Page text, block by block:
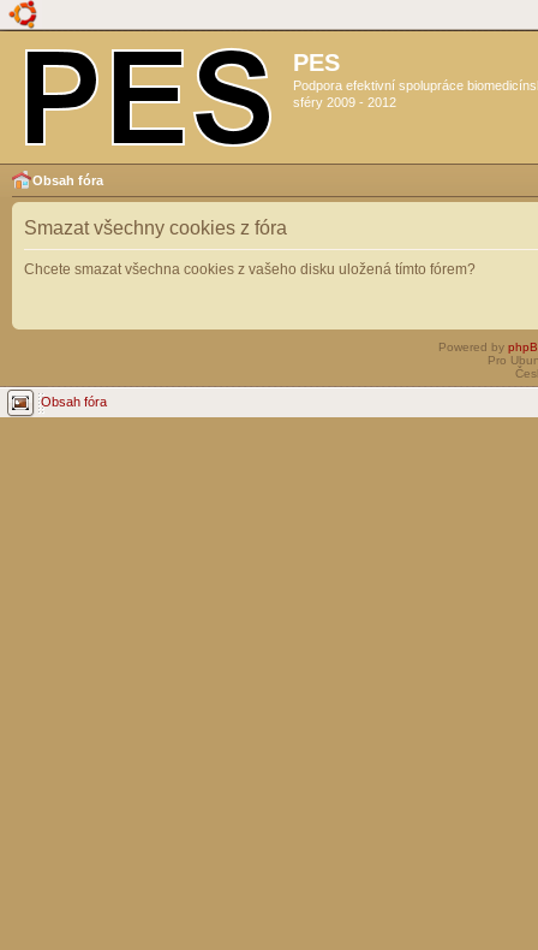
PES
Podpora efektivní spolupráce
sféry 2009 - 2012
Obsah fóra
Smazat všechny cookies z fóra
Chcete smazat všechna cookies z vašeho disku uložená tímto fórem?
Powered by
Pro
Obsah fóra